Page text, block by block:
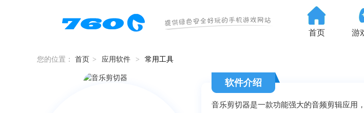
首页 游
您的位置： 首页 > 应用软件 > 常用工具
软件介绍
音乐剪切器是一款功能强大的音频剪辑应用